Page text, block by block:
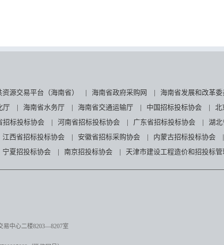
源交易平台（海南省） 海南省政府采购网 海南省发展和改革委
厅 海南省水务厅 海南省交通运输厅 中国招标投标协会 北
招标投标协会 河南省招标投标协会 广东省招标投标协会 湖北
江西省招标投标协会 安徽省招标采购协会 内蒙古招标投标协会
宁夏招投标协会 南京招投标协会 天津市建设工程造价和招投标
易中心二楼8203—8207室